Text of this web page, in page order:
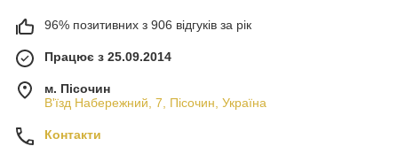
96% позитивних з 906 відгуків за рік
Працює з 25.09.2014
м. Пісочин
В'їзд Набережний, 7, Пісочин, Україна
Контакти